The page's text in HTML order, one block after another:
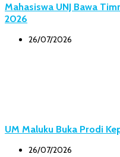
Mahasiswa UNJ Bawa
2026
26/07/2026
UM Maluku Buka Prodi
26/07/2026